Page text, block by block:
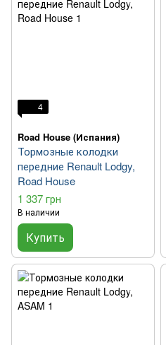
4
Road House (Испания)
Тормозные колодки
передние Renault Lodgy,
Road House
1 337 грн
В наличии
Купить